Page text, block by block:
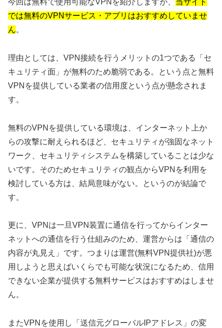
今回は無料で使用可能なVPNを紹介しますが、 当サイト
では無料のVPNサービス・アプリはおすすめしていませ
ん。
理由としては、VPN接続を行うメリットの1つである「セ
キュリティ面」が無料のため脆弱である。という点と無料
VPNを提供している業者の信用度という点が懸念されま
す。
無料のVPNを提供している環境は、インターネット上か
らの攻撃に耐えられるほど、セキュリティが強固なネット
ワーク、セキュリティシステムを構築していることは少な
いです。そのためセキュリティの観点からVPNを利用を
検討している方は、結局意味がない。というのが結論で
す。
更に、VPNは一旦VPN装置に通信を行ってからインター
ネットへの通信を行う仕組みのため、運営からは「通信の
内容が丸見え」です。つまりは運営(無料VPN提供社)が悪
用しようと思えばいくらでも可能な状況になるため、信用
できない企業が提供する無料サービスはおすすめはしませ
ん。
またVPNを使用し「送信元グローバルIPアドレス」の変